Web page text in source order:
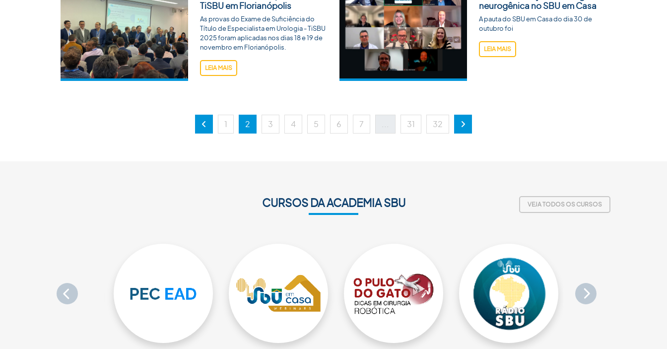
TiSBU em Florianópolis
As provas do Exame de Suficiência do
Título de Especialista em Urologia - TiSBU
2025 foram aplicadas nos dias 18 e 19 de
novembro em Florianópolis.
LEIA MAIS
neurogênica no SBU em Casa
A pauta do SBU em Casa do dia 30 de
outubro foi
LEIA MAIS
Anterior
1 2 3 4 5 6 7 31 32
Próxima
CURSOS DA ACADEMIA SBU VEJA TODOS OS CURSOS